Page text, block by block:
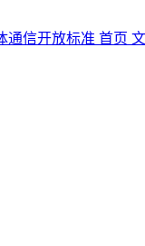
通信开放标准 首页 文